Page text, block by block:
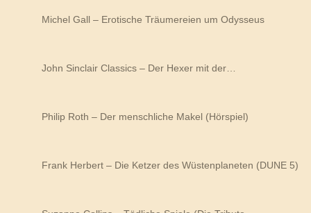
Michel Gall – Erotische Träumereien um Odysseus
John Sinclair Classics – Der Hexer mit der…
Philip Roth – Der menschliche Makel (Hörspiel)
Frank Herbert – Die Ketzer des Wüstenplaneten (DUNE 5)